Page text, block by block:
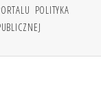
POLITYKA